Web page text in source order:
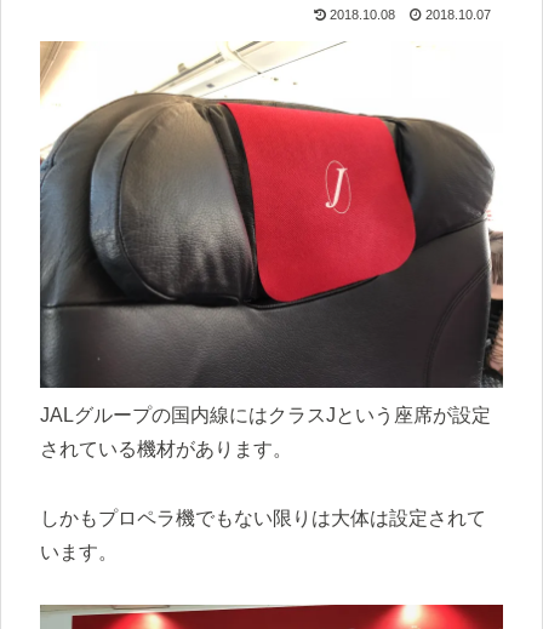
2018.10.08 2018.10.07
JALグループの国内線にはクラスJという座席が設定
されている機材があります。
しかもプロペラ機でもない限りは大体は設定されて
います。